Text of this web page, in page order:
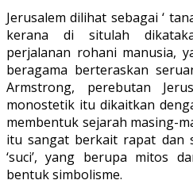
Jerusalem dilihat sebagai ‘
kerana di situlah
perjalanan rohani manusia,
beragama berteraskan
Armstrong, perebutan
monostetik itu dikaitkan
membentuk sejarah masing-
itu sangat berkait rapat dan
‘suci’, yang berupa mitos
bentuk simbolisme.